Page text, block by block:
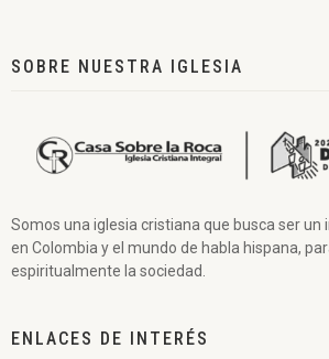
SOBRE NUESTRA IGLESIA
Somos una iglesia cristiana que busca ser un
en Colombia y el mundo de habla hispana,
espiritualmente la sociedad.
ENLACES DE INTERÉS